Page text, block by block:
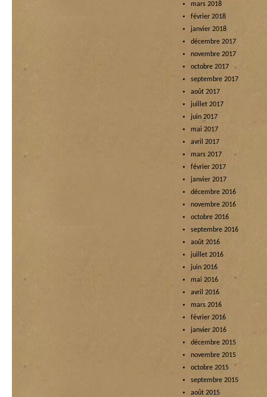
mars 2018
février 2018
janvier 2018
décembre 2017
novembre 2017
octobre 2017
septembre 2017
août 2017
juillet 2017
juin 2017
mai 2017
avril 2017
mars 2017
février 2017
janvier 2017
décembre 2016
novembre 2016
octobre 2016
septembre 2016
août 2016
juillet 2016
juin 2016
mai 2016
avril 2016
mars 2016
février 2016
janvier 2016
décembre 2015
novembre 2015
octobre 2015
septembre 2015
août 2015